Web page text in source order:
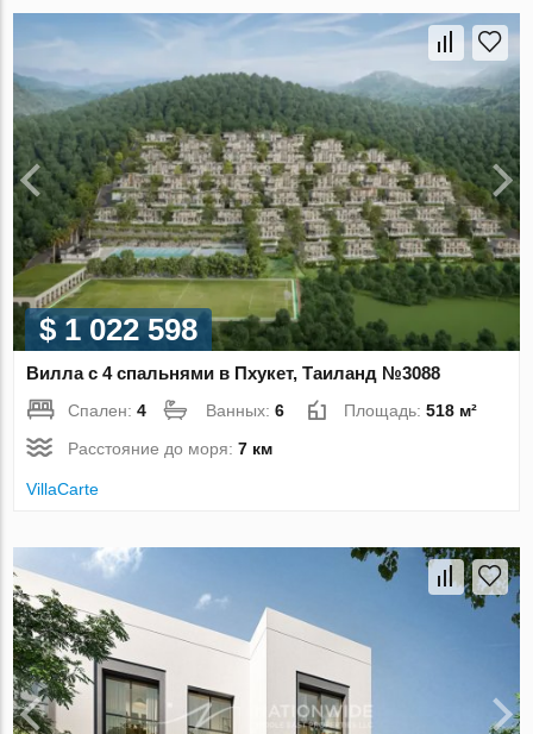
$ 1 022 598
Вилла с 4 спальнями в Пхукет, Таиланд №3088
Спален:4 Ванных:6 Площадь:518 м²
Расстояние до моря:7 км
VillaСarte